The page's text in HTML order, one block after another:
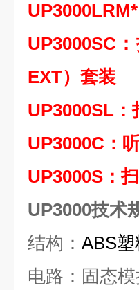
UP3000SC
EXT）套装
UP3000SL：
UP3000C：
UP3000S：
UP3000技术
结构： ABS
电路：固态